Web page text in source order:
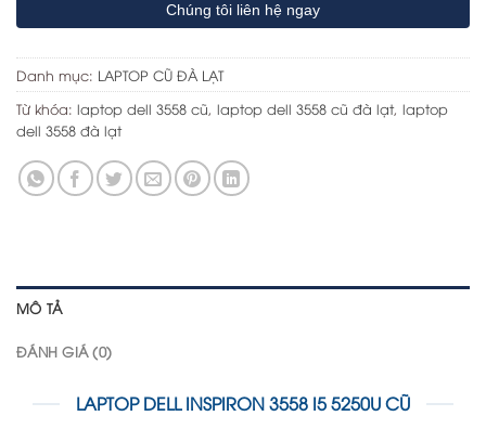
Chúng tôi liên hệ ngay
Danh mục: LAPTOP CŨ ĐÀ LẠT
Từ khóa: laptop dell 3558 cũ, laptop dell 3558 cũ đà lạt, laptop
dell 3558 đà lạt
MÔ TẢ
ĐÁNH GIÁ (0)
LAPTOP DELL INSPIRON 3558 I5 5250U CŨ